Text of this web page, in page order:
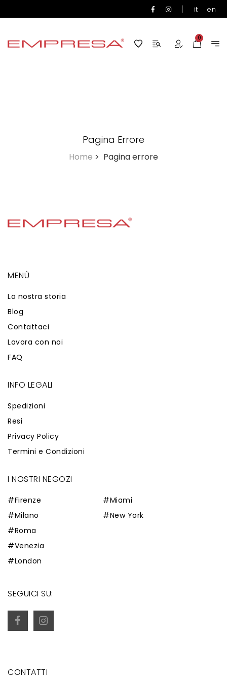
| it en
0
Pagina Errore
Home > Pagina errore
MENÙ
La nostra storia
Blog
Contattaci
Lavora con noi
FAQ
INFO LEGALI
Spedizioni
Resi
Privacy Policy
Termini e Condizioni
I NOSTRI NEGOZI
#Firenze
#Milano
#Roma
#Venezia
#London
#Miami
#New York
SEGUICI SU:
CONTATTI